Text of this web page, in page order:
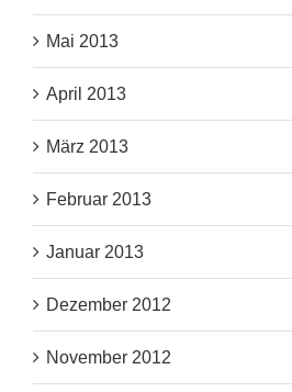
Mai 2013
April 2013
März 2013
Februar 2013
Januar 2013
Dezember 2012
November 2012